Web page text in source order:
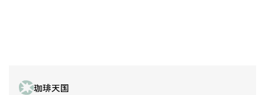
珈琲天国